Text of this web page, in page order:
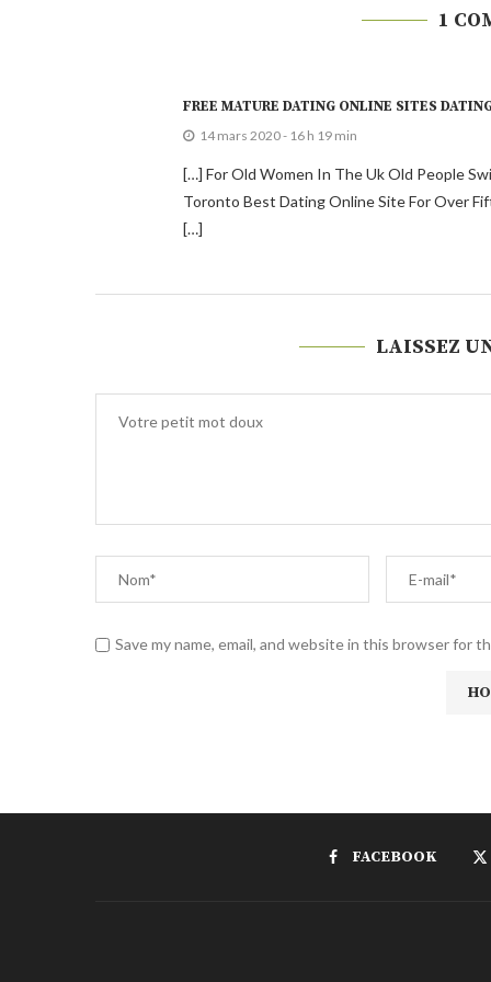
1
FREE MATURE DATING ONLINE SITES
14 mars 2020 - 16 h 19 min
[…] For Old Women In The Uk Old People
Toronto Best Dating Online Site For Over
[…]
LAISSEZ
Save my name, email, and website in this browser for
FACEBOOK